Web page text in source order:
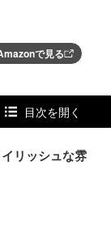
で見る
を与えてくれ
リッシュな雰
目次を開く